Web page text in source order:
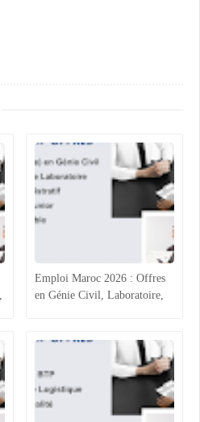
Emploi Maroc 2026 : Offres
en Génie Civil, Laboratoire,